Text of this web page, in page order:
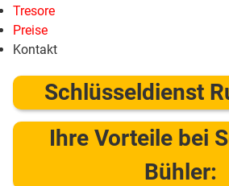
Tresore
Preise
Kontakt
Schlüsseldienst
Ihre Vorteile bei
Bühler: